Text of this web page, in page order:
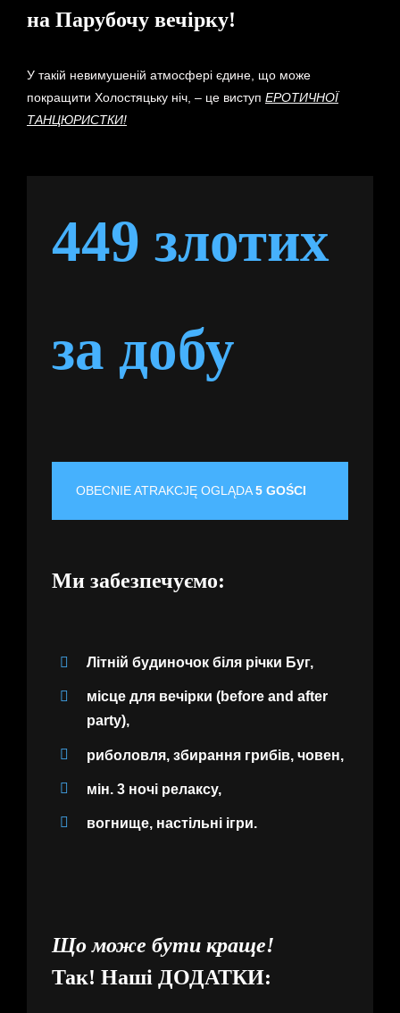
на Парубочу вечірку!
У такій невимушеній атмосфері єдине, що може
покращити Холостяцьку ніч, – це виступ ЕРОТИЧНОЇ
ТАНЦЮРИСТКИ!
449 злотих
за добу
OBECNIE ATRAKCJĘ OGLĄDA5 GOŚCI
Ми забезпечуємо:
Літній будиночок біля річки Буг,
місце для вечірки (before and after
party),
риболовля, збирання грибів, човен,
мін. 3 ночі релаксу,
вогнище, настільні ігри.
Що може бути краще!
Так! Наші ДОДАТКИ: